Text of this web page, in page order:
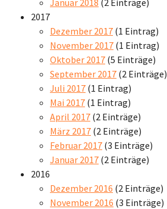
2017
Dezember 2017 (1 Eintrag)
November 2017 (1 Eintrag)
Oktober 2017 (5 Einträge)
September 2017 (2 Einträge)
Juli 2017 (1 Eintrag)
Mai 2017 (1 Eintrag)
April 2017 (2 Einträge)
März 2017 (2 Einträge)
Februar 2017 (3 Einträge)
Januar 2017 (2 Einträge)
2016
Dezember 2016 (2 Einträge)
November 2016 (3 Einträge)